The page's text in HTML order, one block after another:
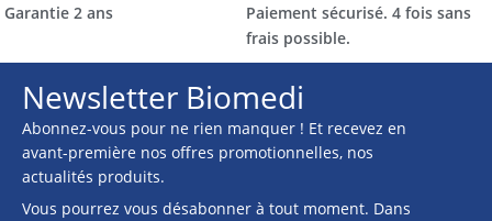
Garantie 2 ans
Paiement sécurisé. 4 fois sans
frais possible.
Newsletter Biomedi
Abonnez-vous pour ne rien manquer ! Et recevez en
avant-première nos offres promotionnelles, nos
actualités produits.
Vous pourrez vous désabonner à tout moment. Dans